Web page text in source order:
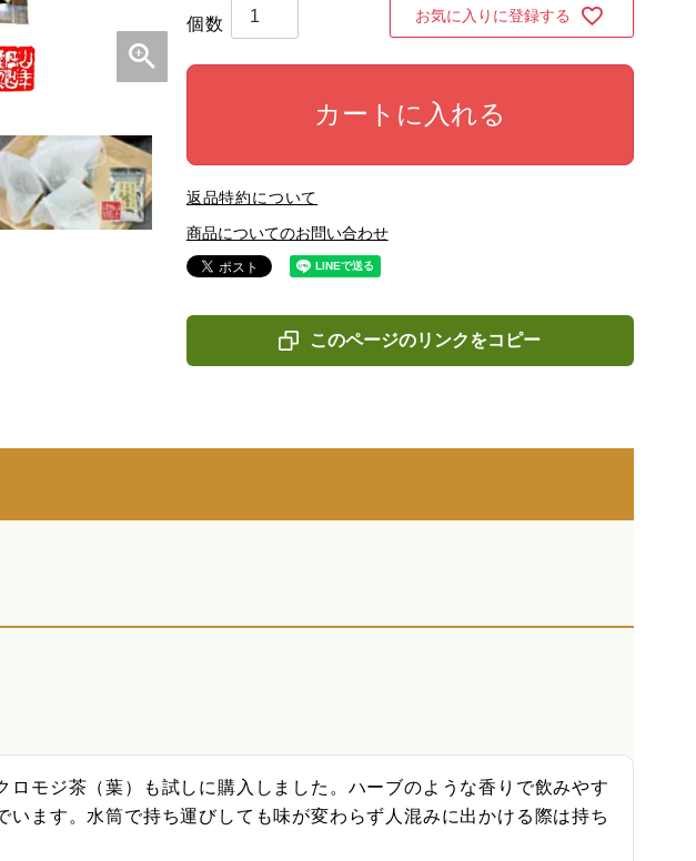
お気に入りに登録する
カートに入れる
返品特約について
商品についてのお問い合わせ
このページのリンクをコピー
ロモジ茶（葉）も試しに購入しました。ハーブのような香りで飲みやす
います。水筒で持ち運びしても味が変わらず人混みに出かける際は持ち